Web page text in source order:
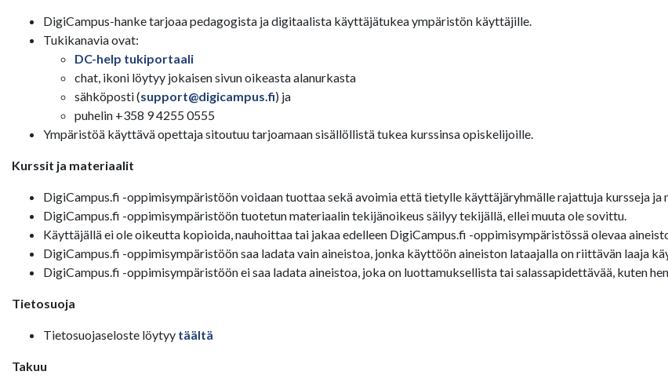
DigiCampus-hanke tarjoaa pedagogista ja digitaalista käyttäjätukea ympäristön käyttäjille.
Tukikanavia ovat:
DC-help tukiportaali
chat, ikoni löytyy jokaisen sivun oikeasta alanurkasta
sähköposti (support@digicampus.fi) ja
puhelin +358 9 4255 0555
Ympäristöä käyttävä opettaja sitoutuu tarjoamaan sisällöllistä tukea kurssinsa opiskelijoille.
Kurssit ja materiaalit
DigiCampus.fi -oppimisympäristöön voidaan tuottaa sekä avoimia että tietylle käyttäjäryhmälle rajattuja kursseja ja
DigiCampus.fi -oppimisympäristöön tuotetun materiaalin tekijänoikeus säilyy tekijällä, ellei muuta ole sovittu.
Käyttäjällä ei ole oikeutta kopioida, nauhoittaa tai jakaa edelleen DigiCampus.fi -oppimisympäristössä olevaa
DigiCampus.fi -oppimisympäristöön saa ladata vain aineistoa, jonka käyttöön aineiston lataajalla on riittävän laaja
DigiCampus.fi -oppimisympäristöön ei saa ladata aineistoa, joka on luottamuksellista tai salassapidettävää, kuten
Tietosuoja
Tietosuojaseloste löytyy täältä
Takuu